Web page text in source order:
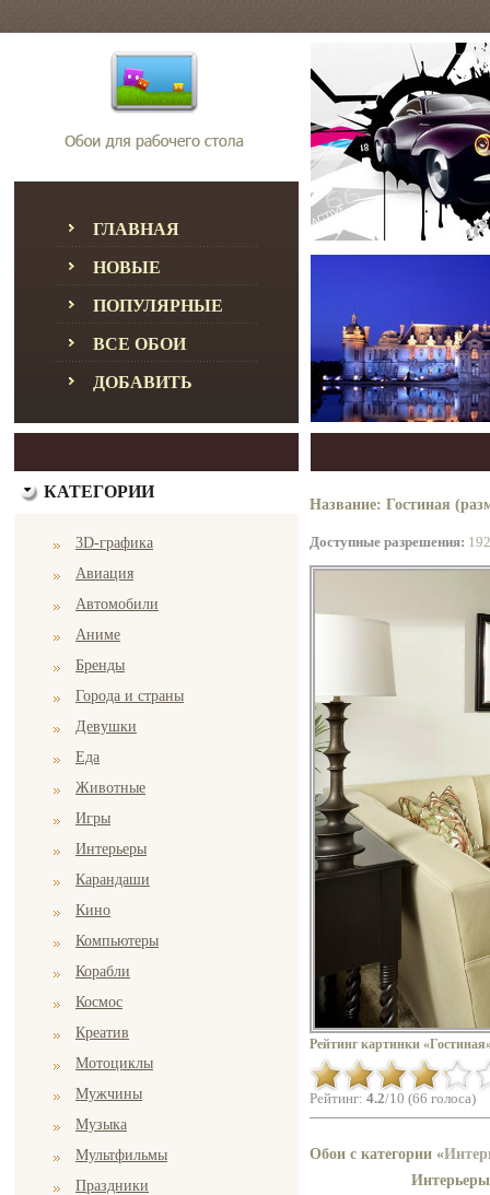
ГЛАВНАЯ
НОВЫЕ
ПОПУЛЯРНЫЕ
ВСЕ ОБОИ
ДОБАВИТЬ
КАТЕГОРИИ
3D-графика
Авиация
Автомобили
Аниме
Бренды
Города и страны
Девушки
Еда
Животные
Игры
Интерьеры
Карандаши
Кино
Компьютеры
Корабли
Космос
Креатив
Мотоциклы
Мужчины
Музыка
Мультфильмы
Праздники
Название: Гостиная
Доступные разрешения:
Рейтинг картинки
Рейтинг: 4.2/10 (66 голоса)
Обои с категории «
Интерьеры